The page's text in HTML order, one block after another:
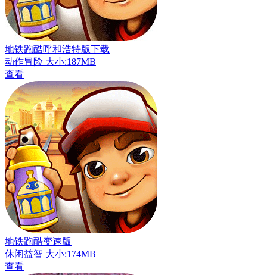
地铁跑酷呼和浩特版下载
动作冒险 大小:187MB
查看
地铁跑酷变速版
休闲益智 大小:174MB
查看